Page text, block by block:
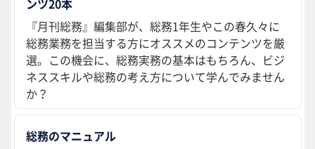
ンツ20本
『月刊総務』編集部が、総務1年生やこの春久々に
総務業務を担当する方にオススメのコンテンツを厳
選。この機会に、総務実務の基本はもちろん、ビジ
ネススキルや総務の考え方について学んでみません
か？
総務のマニュアル